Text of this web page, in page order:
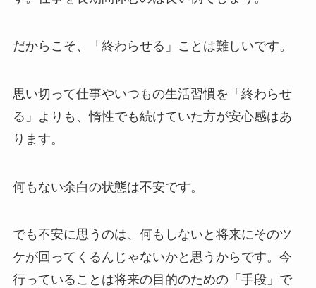
だからこそ、「終わらせる」ことは難しいです。
思い切って仕事やいつもの生活習慣を「終わらせ
る」よりも、惰性でも続けていた方が安心感はあ
ります。
何もない余白の状態は不安です。
でも不安に思うのは、何もしないと将来にそのツ
ケが回ってくるんじゃないかと思うからです。今
行っていることは将来の目的のための「手段」で